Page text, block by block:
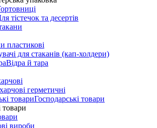
тістечок та десертів
пластикові
для стаканів (кап-холдери)
Відра й тара
герметичні
Господарські товари
товари
вироби